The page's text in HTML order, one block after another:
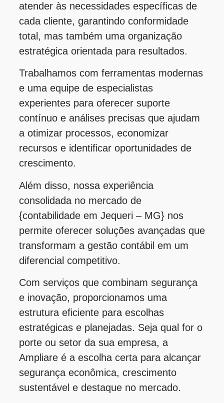
atender às necessidades específicas de
cada cliente, garantindo conformidade
total, mas também uma organização
estratégica orientada para resultados.
Trabalhamos com ferramentas modernas
e uma equipe de especialistas
experientes para oferecer suporte
contínuo e análises precisas que ajudam
a otimizar processos, economizar
recursos e identificar oportunidades de
crescimento.
Além disso, nossa experiência
consolidada no mercado de
{contabilidade em Jequeri – MG} nos
permite oferecer soluções avançadas que
transformam a gestão contábil em um
diferencial competitivo.
Com serviços que combinam segurança
e inovação, proporcionamos uma
estrutura eficiente para escolhas
estratégicas e planejadas. Seja qual for o
porte ou setor da sua empresa, a
Ampliare é a escolha certa para alcançar
segurança econômica, crescimento
sustentável e destaque no mercado.